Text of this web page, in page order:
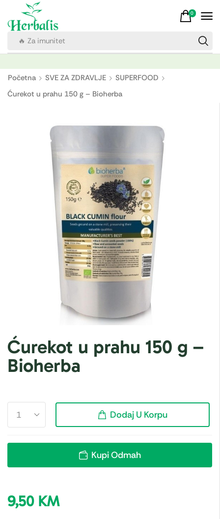
🔥 Za imunitet
0
Početna SVE ZA ZDRAVLJE
SUPERFOOD
Ćurekot u prahu 150 g – Bioherba
Ćurekot u prahu 150 g –
Bioherba
Dodaj U Korpu
Kupi Odmah
9,50 KM